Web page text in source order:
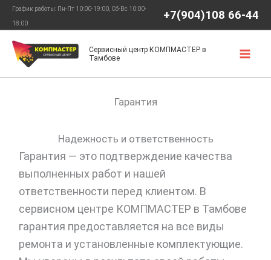
Перейти
содержимому
График работы: Пн-Пт 10:00-19:00, Сб-Вс 10:00-
18:00
+7(904)108 66-44
Сервисный центр КОМПМАСТЕР в
Тамбове
Гарантия
Надежность и ответственность
Гарантия — это подтверждение качества
выполненных работ и нашей
ответственности перед клиентом. В
сервисном центре КОМПМАСТЕР в Тамбове
гарантия предоставляется на все виды
ремонта и установленные комплектующие.